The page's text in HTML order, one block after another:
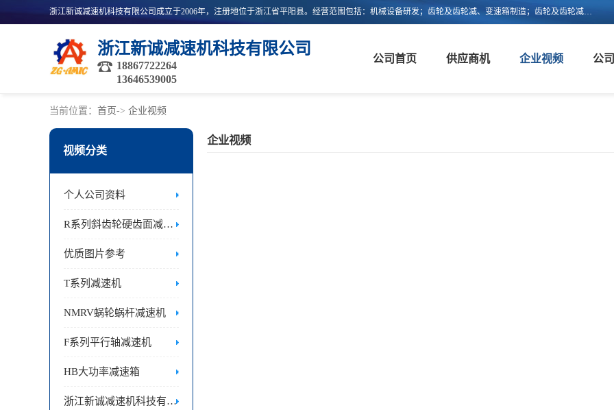
浙江新诚减速机科技有限公司成立于2006年，注册地位于浙江省平阳县。经营范围包括：机械设备研发；齿轮及齿轮减、变速箱制造；齿轮及齿轮减、变速箱销售；轴承、齿轮和传动部件制造；轴承、齿轮和传动部件销售；货物进出口；技术进出口等。
浙江新诚减速机科技有限公司
18867722264
13646539005
公司首页 供应商机 企业视频 公
当前位置： 首页-> 企业视频
视频分类
个人公司资料
R系列斜齿轮硬齿面减速机
优质图片参考
T系列减速机
NMRV蜗轮蜗杆减速机
F系列平行轴减速机
HB大功率减速箱
浙江新诚减速机科技有限公司|HB大功率齿轮箱
企业视频